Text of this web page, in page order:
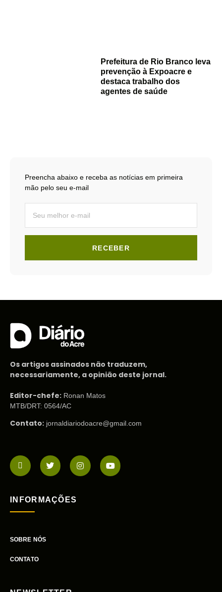
Prefeitura de Rio Branco leva
prevenção à Expoacre e
destaca trabalho dos
agentes de saúde
Preencha abaixo e receba as notícias em primeira
mão pelo seu e-mail
RECEBER
Os artigos assinados não traduzem,
necessariamente, a opinião deste jornal.
Editor-chefe: Ronan Matos
MTB/DRT: 0564/AC
Contato: jornaldiariodoacre@gmail.com
INFORMAÇÕES
SOBRE NÓS
CONTATO